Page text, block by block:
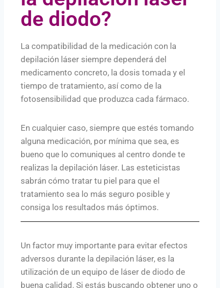
de diodo?
La compatibilidad de la medicación con la
depilación láser siempre dependerá del
medicamento concreto, la dosis tomada y el
tiempo de tratamiento, así como de la
fotosensibilidad que produzca cada fármaco.
En cualquier caso, siempre que estés tomando
alguna medicación, por mínima que sea, es
bueno que lo comuniques al centro donde te
realizas la depilación láser. Las esteticistas
sabrán cómo tratar tu piel para que el
tratamiento sea lo más seguro posible y
consiga los resultados más óptimos.
Un factor muy importante para evitar efectos
adversos durante la depilación láser, es la
utilización de un equipo de láser de diodo de
buena calidad. Si estás buscando obtener uno o